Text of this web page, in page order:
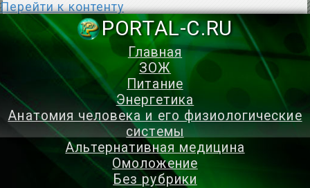
Перейти к контенту
PORTAL-
Главная
ЗОЖ
Питание
Энергетика
Анатомия человека и его физиологические
системы
Альтернативная медицина
Омоложение
Без рубрики